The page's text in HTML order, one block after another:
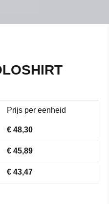
Prijs per eenheid
€ 48,30
€ 45,89
€ 43,47